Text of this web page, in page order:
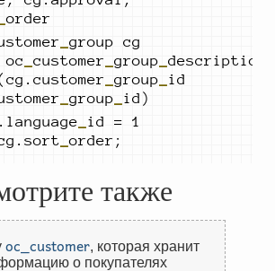
_order
oc customer group description
group
id
group
id)
_order;
также
oc_customer, которая хранит
о покупателях